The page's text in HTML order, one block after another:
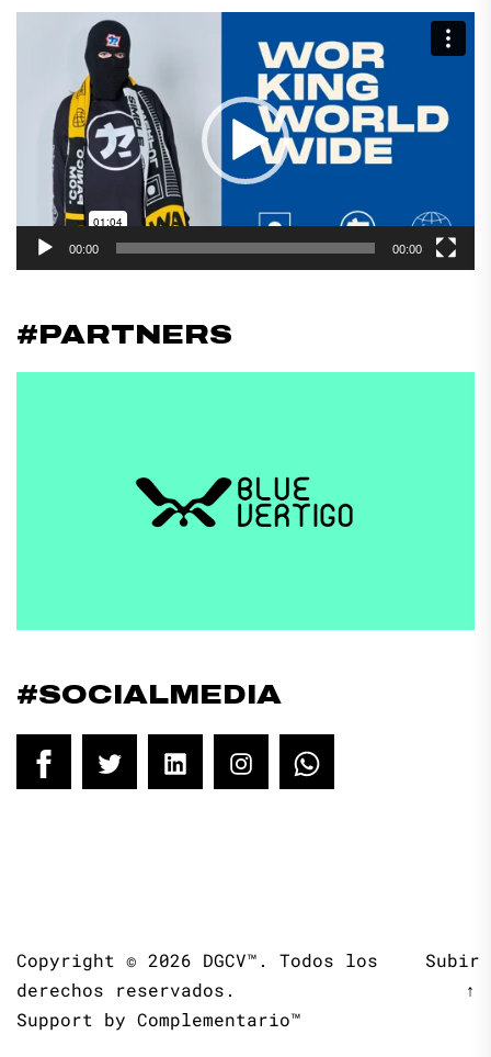
Reproductor
00:00 00:00
#PARTNERS
#SOCIALMEDIA
FacebookTwitter LinkedInInstagram
Copyright © 2026 DGCV™. Todos los
derechos reservados.
Support by Complementario™
Subir
↑